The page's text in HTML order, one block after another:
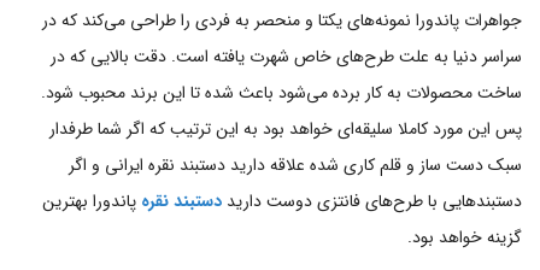
جواهرات پاندورا نمونه‌های یکتا و منحصر به فردی را طراحی می‌کند که در
سراسر دنیا به علت طرح‌های خاص شهرت یافته است. دقت بالایی که در
ساخت محصولات به کار برده می‌شود باعث شده تا این برند محبوب شود.
پس این مورد کاملا سلیقه‌ای خواهد بود به این ترتیب که اگر شما طرفدار
سبک دست ساز و قلم کاری شده علاقه دارید دستبند نقره ایرانی و اگر
دستبندهایی با طرح‌های فانتزی دوست دارید دستبند نقره پاندورا بهترین
گزینه خواهد بود.